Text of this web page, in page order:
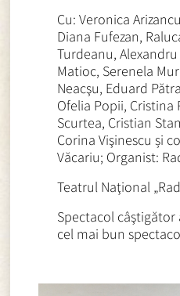
Cu: Veronica
Diana Fufezan,
Turdeanu,
Matioc, Serenela
Neacşu, Eduard
Ofelia Popii, Cristina
Scurtea, Cristian
Corina Vişinescu și
Văcariu; Organist:
Teatrul Naţional
Spectacol
cel mai bun